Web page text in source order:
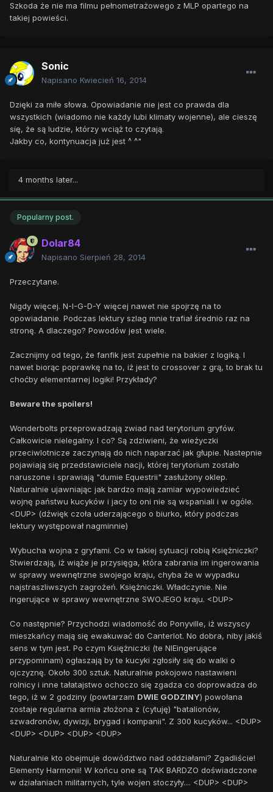
Szkoda że nie ma filmu pełnometrażowego z MLP opartego na
takiej powieści.
Sonic
Napisano Kwiecień 16, 2014
Dzięki za miłe słowa. Opowiadanie nie jest co prawda dla
wszystkich (wiadomo nie każdy lubi klimaty wojenne), ale cieszę
się, że są ludzie, którzy wciąż to czytają.
Jakby co, kontynuacja już jest ^ ^"
4 months later...
Popularny post.
Dolar84
Napisano Sierpień 28, 2014
Przeczytane.
Nigdy więcej. N-I-G-D-Y więcej nawet nie spojrzę na to
opowiadanie. Podczas lektury szlag mnie trafiał średnio raz na
stronę. A dlaczego? Powodów jest wiele.
Zacznijmy od tego, że fanfik jest zupełnie na bakier z logiką. I
nawet biorąc poprawkę na to, iż jest to crossover z grą, to brak tu
choćby elementarnej logiki! Przykłady?
Beware the spoilers!
Wonderbolts przeprowadzają zwiad nad terytorium gryfów.
Całkowicie nielegalny. I co? Są zdziwieni, że wieżyczki
przeciwlotnicze zaczynają do nich naparzać jak głupie. Nastepnie
pojawiają się przedstawiciele nacji, której terytorium zostało
naruszone i sprawiają "dumie Equestrii" zasłużony oklep.
Naturalnie ujawniając jak bardzo mają zamiar wypowiedzieć
wojnę państwu kucyków i jacy to oni nie są wspaniali i w ogóle.
<DUP> (dźwięk czoła uderzającego o biurko, który podczas
lektury występował nagminnie)
Wybucha wojna z gryfami. Co w takiej sytuacji robią Księżniczki?
Stwierdzają, iż wiąże je przysięga, która zabrania im ingerowania
w sprawy wewnętrzne swojego kraju, chyba że w wypadku
najstraszliwszych zagrożeń. Księżniczki. Władczynie. Nie
ingerujące w sprawy wewnętrzne SWOJEGO kraju. <DUP>
Co następnie? Przychodzi wiadomość do Ponyville, iż wszyscy
mieszkańcy mają się ewakuwać do Canterlot. No dobra, niby jakiś
sens w tym jest. Po czym Księżniczki (te NIEingerujące
przypominam) ogłaszają by te kucyki zgłosiły się do walki o
ojczyznę. Około 300 sztuk. Naturalnie pokojowo nastawieni
rolnicy i inne tałatajstwo ochoczo się zgadza co doprowadza do
tego, iż w 2 godziny (powtarzam DWIE GODZINY) powołana
zostaje regularna armia złożona z (cytuję) "batalionów,
szwadronów, dywizji, brygad i kompanii". Z 300 kucyków... <DUP>
<DUP> <DUP> <DUP> <DUP>
Naturalnie kto obejmuje dowództwo nad oddziałami? Zgadliście!
Elementy Harmonii! W końcu one są TAK BARDZO doświadczone
w działaniach militarnych, tyle wojen stoczyły.... <DUP> <DUP>